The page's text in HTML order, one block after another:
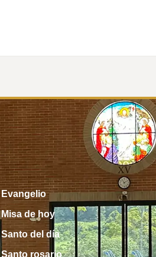
Inicio
Evangelio
Misa de hoy
Santo del día
Santo rosario